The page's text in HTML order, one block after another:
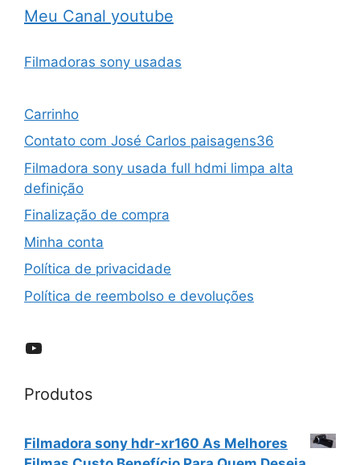
Meu Canal youtube
Filmadoras sony usadas
Carrinho
Contato com José Carlos paisagens36
Filmadora sony usada full hdmi limpa alta
definição
Finalização de compra
Minha conta
Política de privacidade
Política de reembolso e devoluções
YouTube
Produtos
Filmadora sony hdr-xr160 As Melhores